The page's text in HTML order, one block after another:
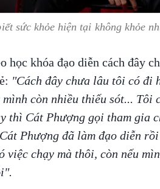
sức khỏe hiện tại không khỏe
học khóa đạo diễn cách đây
"Cách đây chưa lâu tôi có đi
còn nhiều thiếu sót... Tôi
thì Cát Phượng gọi tham gia
Phượng đã làm đạo diễn
việc chạy mà thôi, còn nếu